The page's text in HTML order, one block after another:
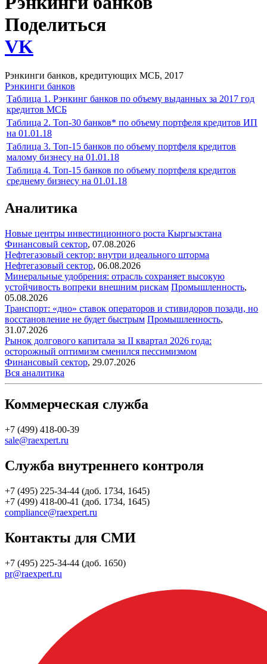
Поделиться
VK
Рэнкинги банков, кредитующих МСБ, 2017
Рэнкинги банков
Таблица 1. Рэнкинг банков по объему выданных за 2017 год
кредитов МСБ
Таблица 2. Топ-30 банков* по объему портфеля кредитов ИП
на 01.01.18
Таблица 3. Топ-15 банков по объему портфеля кредитов
малому бизнесу на 01.01.18
Таблица 4. Топ-15 банков по объему портфеля кредитов
среднему бизнесу на 01.01.18
Аналитика
Новые центры инвестиционного роста Кыргызстана
Финансовый сектор, 07.08.2026
Нефтегазовый сектор: внутри идеального шторма
Нефтегазовый сектор, 06.08.2026
Минеральные удобрения: отрасль сохраняет высокую
устойчивость вопреки внешним рискам Промышленность,
05.08.2026
Транспорт: «дно» ставок операторов и стивидоров позади, но
восстановление не будет быстрым Промышленность,
31.07.2026
Рынок долгового капитала за II квартал 2026 года:
осторожный оптимизм сменился пессимизмом
Финансовый сектор, 29.07.2026
Вся аналитика
Коммерческая служба
+7 (499) 418-00-39
sale@raexpert.ru
Служба внутреннего контроля
+7 (495) 225-34-44 (доб. 1734, 1645)
+7 (499) 418-00-41 (доб. 1734, 1645)
compliance@raexpert.ru
Контакты для СМИ
+7 (495) 225-34-44 (доб. 1650)
pr@raexpert.ru